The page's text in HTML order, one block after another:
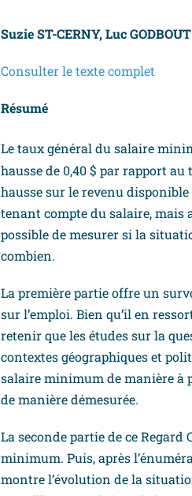
Suzie ST-CERNY, Luc
Consulter le texte complet
Résumé
Le taux général du salaire
hausse de 0,40 $ par rapport
hausse sur le revenu
tenant compte du salaire, mais
possible de mesurer si la
combien.
La première partie offre un
sur l’emploi. Bien qu’il en
retenir que les études sur la
contextes géographiques et
salaire minimum de manière à
de manière démesurée.
La seconde partie de ce
minimum. Puis, après
montre l’évolution de la